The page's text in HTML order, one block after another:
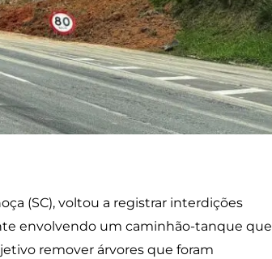
(SC), voltou a registrar interdições
envolvendo um caminhão-tanque que
remover árvores que foram